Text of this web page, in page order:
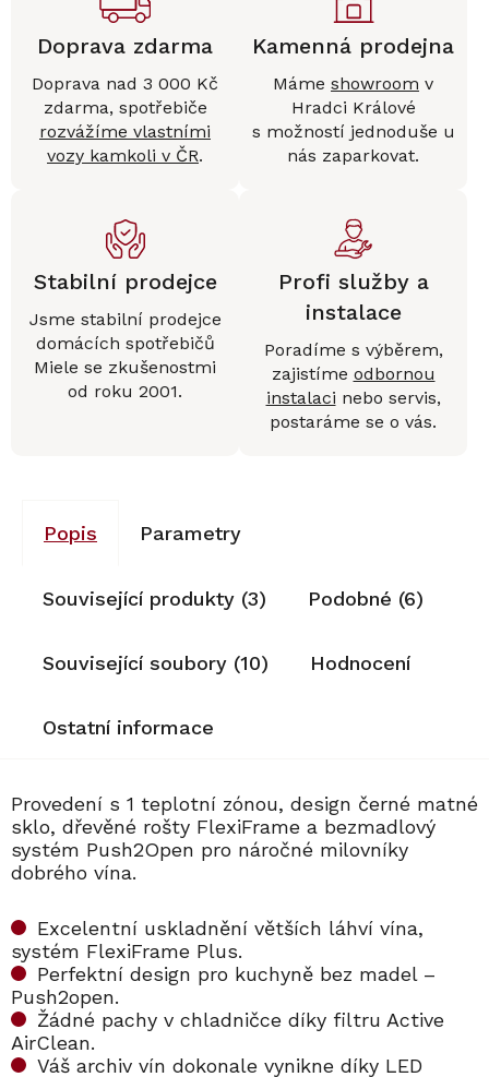
Doprava zdarma
Doprava nad 3 000 Kč
zdarma, spotřebiče
rozvážíme vlastními
vozy kamkoli v ČR.
Kamenná prodejna
Máme showroom v
Hradci Králové
s možností jednoduše u
nás zaparkovat.
Stabilní prodejce
Jsme stabilní prodejce
domácích spotřebičů
Miele se zkušenostmi
od roku 2001.
Profi služby a
instalace
Poradíme s výběrem,
zajistíme odbornou
instalaci nebo servis,
postaráme se o vás.
Popis Parametry
Související produkty (3) Podobné (6)
Související soubory (10) Hodnocení
Ostatní informace
Provedení s 1 teplotní zónou, design černé matné
sklo, dřevěné rošty FlexiFrame a bezmadlový
systém Push2Open pro náročné milovníky
dobrého vína.
Excelentní uskladnění větších láhví vína,
systém FlexiFrame Plus.
Perfektní design pro kuchyně bez madel –
Push2open.
Žádné pachy v chladničce díky filtru Active
AirClean.
Váš archiv vín dokonale vynikne díky LED